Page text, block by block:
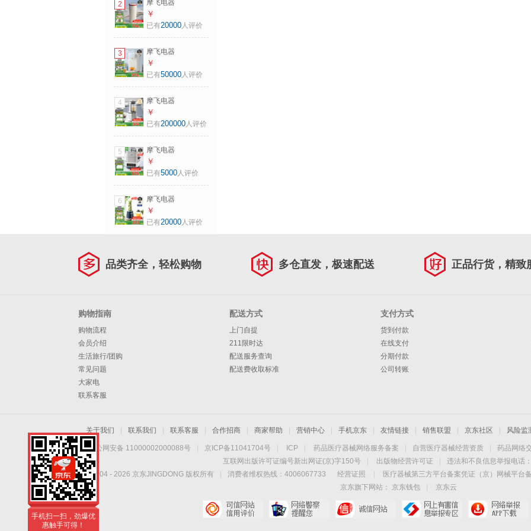
速风冷冲奶泡奶机
MR5602 1.2L 椰奶
白
2
摩飞电器
（Morphyrichards）
电热水壶便携式烧
杯密封调温
MR6060 0.3L 椰奶
白
￥
已有20000人评价
3
摩飞电器
（Morphyrichards）
饮水机多段控温烧
量定温泡奶机全不
锈钢管道0残水
MR5300A 2L 【新
升级全不锈钢管
道】MR5300A
￥
已有50000人评价
4
摩飞电器
（Morphyrichards）
柔音破壁机家用豆
榨汁机十重降噪自
动清洗定时预约细
腻免滤 MR8201A
椰奶白
￥
已有200000人评价
5
摩飞电器
（Morphyrichards）
多功能电蒸锅炖蒸
用双层大容量速蒸
锅预约保温
MR1178 14L 【喷
￥
已有5000人评价
6
摩飞电器
（Morphyrichards）
摩飞果蔬榨汁机便
600ML大容量榨汁
￥
已有20000人评价
品类齐全，轻松购物 多仓直发，极速配送 正品行货，精致
购物指南
购物流程
会员介绍
生活旅行/团购
常见问题
大家电
联系客服
配送方式
上门自提
211限时达
配送服务查询
配送费收取标准
支付方式
货到付款
在线支付
分期付款
公司转账
关于我们 联系我们 联系客服 合作招商 商家帮助 营销中心 手机京东 友情链接 销售联盟 京东社区 风险监
京公网安备 11000002000088号 京ICP备11041704号 ICP 药品医疗器械网络服务备案 自营医疗器械经营资质 药品网络
互联网出版许可证编号新出网证(京)字150号
出版物经营许可证
违法和不良信息举报电话
Copyright © 2004 - 2026 京东JINGDONG 版权所有 消费者维权热线：4006067733 经营证照 医疗器械第三方平台备案凭证（京）网械平台
京东旗下网站：
京东钱包
京东云
手机扫一扫，劲爆优
惠触手可得！
手机扫一扫，劲爆优
惠触手可得！